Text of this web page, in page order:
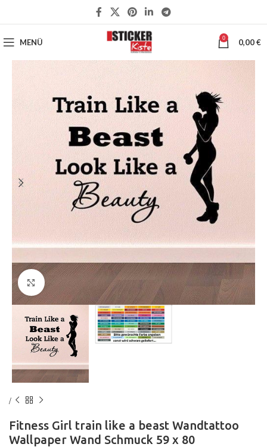
MENÜ 0 0,00€
Klick zum Vergrößern
Fitness Girl train like a beast Wandtattoo
Wallpaper Wand Schmuck 59 x 80